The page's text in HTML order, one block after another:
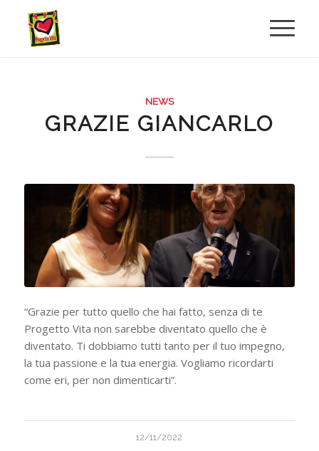
NEWS
GRAZIE GIANCARLO
“Grazie per tutto quello che hai fatto, senza di te
Progetto Vita non sarebbe diventato quello che è
diventato. Ti dobbiamo tutti tanto per il tuo impegno,
la tua passione e la tua energia. Vogliamo ricordarti
come eri, per non dimenticarti”.
12/11/2022